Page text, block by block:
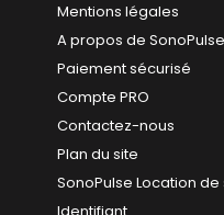
Mentions légales
A propos de
Paiement sécurisé
Compte PRO
Contactez-nous
Plan du site
SonoPulse Location